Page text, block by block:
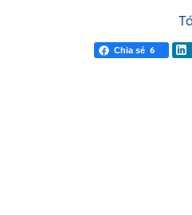
Chia sẻ 6